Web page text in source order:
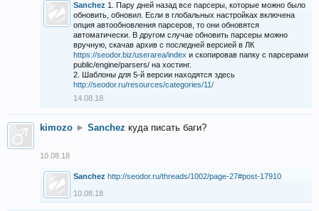
Sanchez 1. Пару дней назад все парсеры, которые можно было
обновить, обновил. Если в глобальных настройках включена
опция автообновления парсеров, то они обновятся
автоматически. В другом случае обновить парсеры можно
вручную, скачав архив с последней версией в ЛК
https://seodor.biz/userarea/index и скопировав папку с парсерами
public/engine/parsers/ на хостинг.
2. Шаблоны для 5-й версии находятся здесь
http://seodor.ru/resources/categories/11/
14.08.18
kimozo ► Sanchez куда писать баги?
10.08.18
Sanchez http://seodor.ru/threads/1002/page-27#post-17910
10.08.18